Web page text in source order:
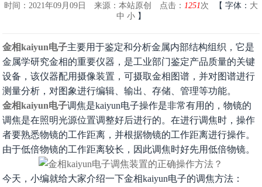
时间：2021年09月09日 来源：本站原创 点击： 1251次 【 字体： 大
中 小】
金相kaiyun电子主要用于鉴定和分析金属内部结构组织，它是
金属学研究金相的重要仪器，是工业部门鉴定产品质量的关键
设备，该仪器配用摄像装置，可摄取金相图谱，并对图谱进行
测量分析，对图象进行编辑、输出、存储、管理等功能。
金相kaiyun电子调焦是kaiyun电子操作是非常有用的，物镜的
调焦是在照明光源位置调整好后进行的。在进行调焦时，操作
者要熟悉物镜的工作距离，并根据物镜的工作距离进行操作。
由于低倍物镜的工作距离较长，因此调焦时好先用低倍物镜。
今天，小编就给大家介绍一下金相kaiyun电子的调焦方法：